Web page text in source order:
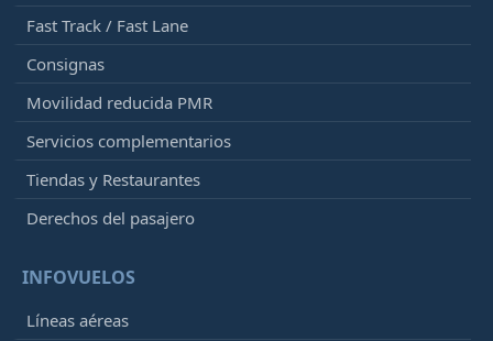
Fast Track / Fast Lane
Consignas
Movilidad reducida PMR
Servicios complementarios
Tiendas y Restaurantes
Derechos del pasajero
INFOVUELOS
Líneas aéreas